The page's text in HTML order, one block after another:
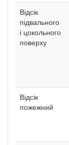
Відсік
підвального
і цокольного
поверху
Відсік
пожежний